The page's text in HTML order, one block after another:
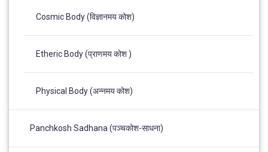
Cosmic Body (विज्ञानमय कोश)
Etheric Body (प्राणमय कोश )
Physical Body (अन्नमय कोश)
Panchkosh Sadhana (पञ्चकोश-साधना)